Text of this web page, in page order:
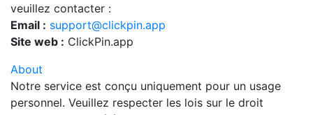
veuillez contacter :
Email : support@clickpin.app
Site web : ClickPin.app
About
Notre service est conçu uniquement pour un usage
personnel. Veuillez respecter les lois sur le droit